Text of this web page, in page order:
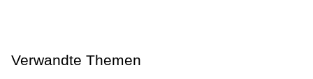
Verwandte Themen